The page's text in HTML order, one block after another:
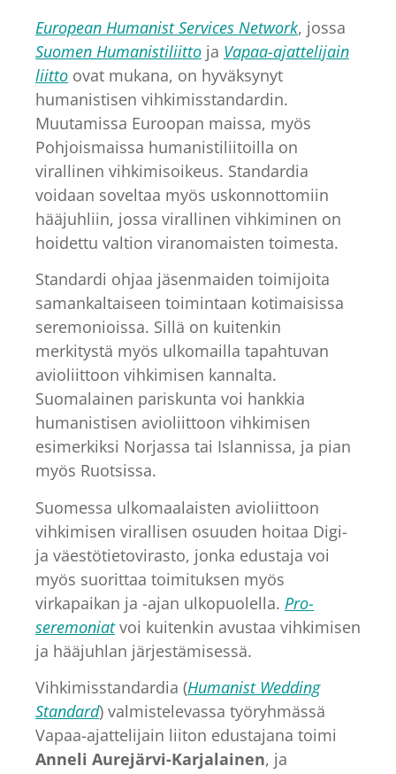
European Humanist Services Network, jossa
Suomen Humanistiliitto ja Vapaa-ajattelijain
liitto ovat mukana, on hyväksynyt
humanistisen vihkimisstandardin.
Muutamissa Euroopan maissa, myös
Pohjoismaissa humanistiliitoilla on
virallinen vihkimisoikeus. Standardia
voidaan soveltaa myös uskonnottomiin
hääjuhliin, jossa virallinen vihkiminen on
hoidettu valtion viranomaisten toimesta.
Standardi ohjaa jäsenmaiden toimijoita
samankaltaiseen toimintaan kotimaisissa
seremonioissa. Sillä on kuitenkin
merkitystä myös ulkomailla tapahtuvan
avioliittoon vihkimisen kannalta.
Suomalainen pariskunta voi hankkia
humanistisen avioliittoon vihkimisen
esimerkiksi Norjassa tai Islannissa, ja pian
myös Ruotsissa.
Suomessa ulkomaalaisten avioliittoon
vihkimisen virallisen osuuden hoitaa Digi-
ja väestötietovirasto, jonka edustaja voi
myös suorittaa toimituksen myös
virkapaikan ja -ajan ulkopuolella. Pro-
seremoniatvoi kuitenkin avustaa vihkimisen
ja hääjuhlan järjestämisessä.
Vihkimisstandardia (Humanist Wedding
Standard) valmistelevassa työryhmässä
Vapaa-ajattelijain liiton edustajana toimi
Anneli Aurejärvi-Karjalainen, ja